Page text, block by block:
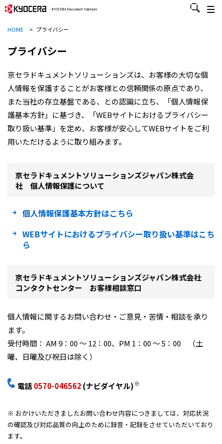
HOME > プライバシー
プライバシー
京セラドキュメントソリューションズは、お客様の大切な個
人情報を保護することがお客様との信頼関係の原点であり、
また当社の存立基盤である、との認識に立ち、「個人情報保
護基本方針」に基づき、「WEBサイトにおけるプライバシー
取り扱い基準」を定め、お客様が安心してWEBサイトをご利
用いただけるように取り組みます。
京セラドキュメントソリューションズジャパン株式会
社 個人情報保護について
個人情報保護基本方針はこちら
WEBサイトにおけるプライバシー取り扱い基準はこち
ら
京セラドキュメントソリューションズジャパン株式会社
コンタクトセンター お客様相談窓口
個人情報に関するお問い合わせ・ご意見・苦情・相談を承り
ます。
受付時間： AM 9：00 ～ 12：00、PM 1：00 ～ 5：00 （土
曜、日曜及び祝日は除く）
電話0570-046562 (ナビダイヤル)※
※ おかけいただきましたお問い合わせ内容につきましては、対応状況
の確認及び対応品質の向上のために録音・記録をさせていただいており
ます。